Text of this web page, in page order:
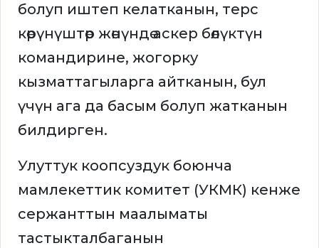
болуп иштеп келатканын, терс
көрүнүштөр жөнүндө аскер бөлүктүн
командирине, жогорку
кызматтагыларга айтканын, бул
үчүн ага да басым болуп жатканын
билдирген.
Улуттук коопсуздук боюнча
мамлекеттик комитет (УКМК) кенже
сержанттын маалыматы
тастыкталбаганын